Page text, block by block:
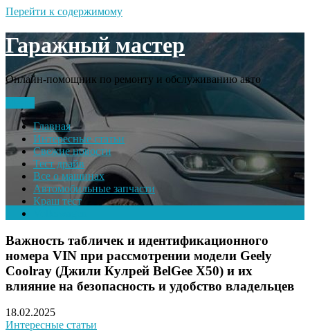
Перейти к содержимому
Гаражный мастер
Онлайн-помощник по ремонту и обслуживанию авто
Главная
Интересные статьи
Свежие новости
Тест драйв
Все о машинах
Автомобильные запчасти
Краш тест
Важность табличек и идентификационного
номера VIN при рассмотрении модели Geely
Coolray (Джили Кулрей BelGee X50) и их
влияние на безопасность и удобство владельцев
18.02.2025
Интересные статьи